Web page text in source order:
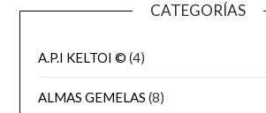
CATEGORÍAS
A.P.I KELTOI © (4)
ALMAS GEMELAS (8)